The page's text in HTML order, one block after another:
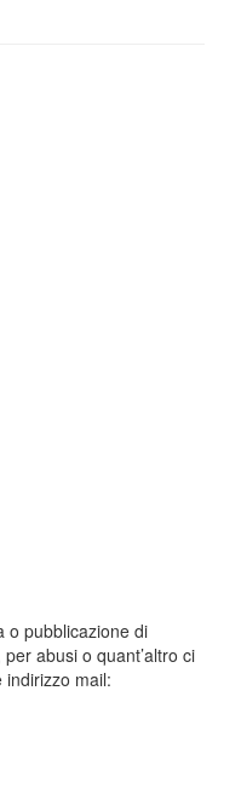
o pubblicazione di
abusi o quant’altro ci
mail: